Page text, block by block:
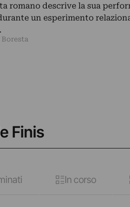
romano descrive la sua
un esperimento
Finis
In corso